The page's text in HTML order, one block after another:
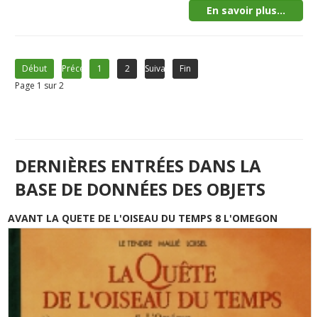
En savoir plus...
Début Précédent1 2 Suivant
Fin
Page 1 sur 2
DERNIÈRES ENTRÉES DANS LA
BASE DE DONNÉES DES OBJETS
AVANT LA QUETE DE L'OISEAU DU TEMPS 8 L'OMEGON